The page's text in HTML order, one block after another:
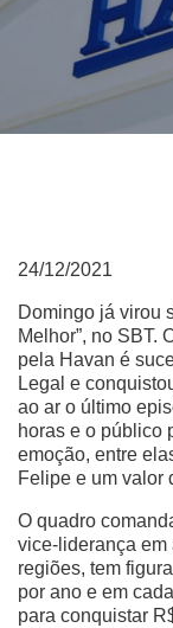
24/12/2021
Domingo já virou
Melhor”, no SBT.
pela Havan é
Legal e
ao ar o último
horas e o público
emoção, entre
Felipe e um valor
O quadro
vice-liderança em
regiões, tem
por ano e em
para conquistar